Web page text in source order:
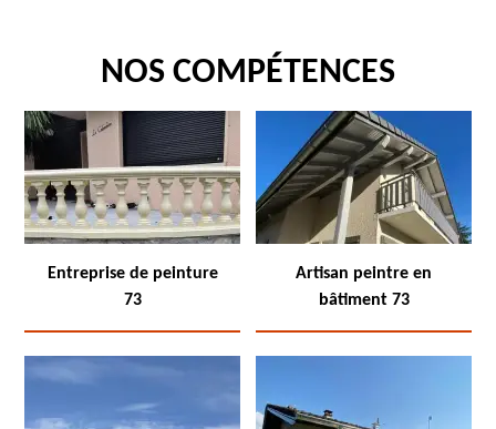
NOS COMPÉTENCES
Entreprise de peinture
73
Artisan peintre en
bâtiment 73